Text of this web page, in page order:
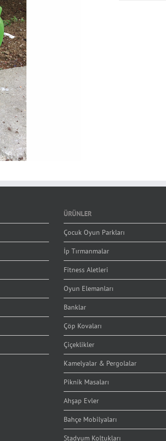
ÜRÜNLER
Çocuk Oyun Parkları
İp Tırmanmalar
Fitness Aletleri
Oyun Elemanları
Banklar
Çöp Kovaları
Çiçeklikler
Kamelyalar & Pergolalar
Piknik Masaları
Ahşap Evler
Bahçe Mobilyaları
Stadyum Koltukları